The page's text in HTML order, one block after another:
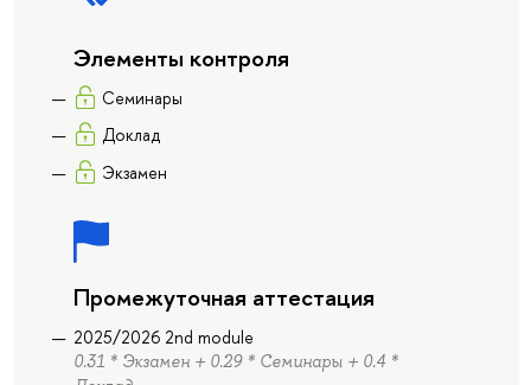
Элементы контроля
Семинары
Доклад
Экзамен
Промежуточная аттестация
2025/2026 2nd module
0.31 * Экзамен + 0.29 * Семинары + 0.4 *